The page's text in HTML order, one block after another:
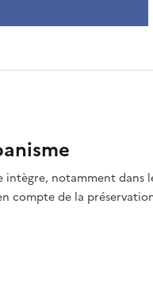
intègre, notamment dans
compte de la